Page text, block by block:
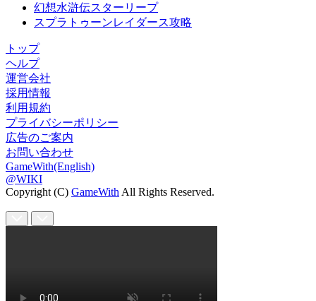
幻想水滸伝スターリープ
スプラトゥーンレイダース攻略
トップ
ヘルプ
運営会社
採用情報
利用規約
プライバシーポリシー
広告のご案内
お問い合わせ
GameWith(English)
@WIKI
Copyright (C) GameWith All Rights Reserved.